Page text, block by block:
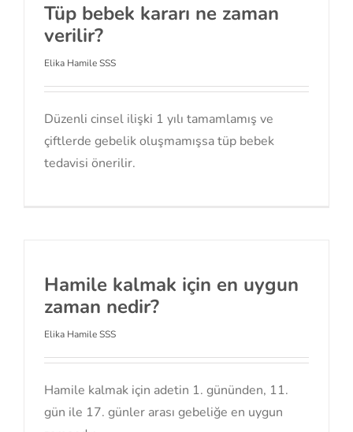
Tüp bebek kararı ne zaman
verilir?
Elika Hamile SSS
Düzenli cinsel ilişki 1 yılı tamamlamış ve
çiftlerde gebelik oluşmamışsa tüp bebek
tedavisi önerilir.
Hamile kalmak için en uygun
zaman nedir?
Elika Hamile SSS
Hamile kalmak için adetin 1. gününden, 11.
gün ile 17. günler arası gebeliğe en uygun